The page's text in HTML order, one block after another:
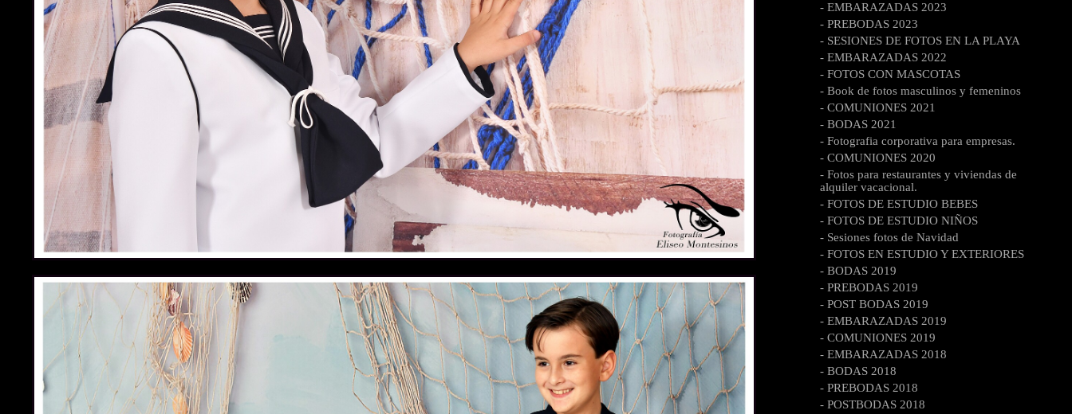
- EMBARAZADAS 2023
- PREBODAS 2023
- SESIONES DE FOTOS EN LA PLAYA
- EMBARAZADAS 2022
- FOTOS CON MASCOTAS
- Book de fotos masculinos y femeninos
- COMUNIONES 2021
- BODAS 2021
- Fotografia corporativa para empresas.
- COMUNIONES 2020
- Fotos para restaurantes y viviendas de
alquiler vacacional.
- FOTOS DE ESTUDIO BEBES
- FOTOS DE ESTUDIO NIÑOS
- Sesiones fotos de Navidad
- FOTOS EN ESTUDIO Y EXTERIORES
- BODAS 2019
- PREBODAS 2019
- POST BODAS 2019
- EMBARAZADAS 2019
- COMUNIONES 2019
- EMBARAZADAS 2018
- BODAS 2018
- PREBODAS 2018
- POSTBODAS 2018